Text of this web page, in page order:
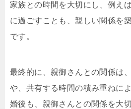
家族との時間を大切にし、例え
に過ごすことも、親しい関係を
です。
最終的に、親御さんとの関係は
や、共有する時間の積み重ねに
婚後も、親御さんとの関係を大